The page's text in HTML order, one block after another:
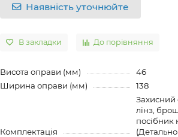
Наявність уточнюйте
В закладки До порівняння
Висота оправи (мм)
46
Ширина оправи (мм)
138
Комплектація
Захисний
лінз,
посібник
(Детально